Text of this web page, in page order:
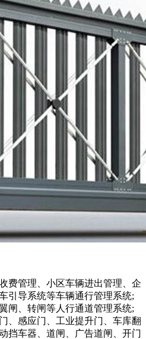
费管理、小区车辆进出管理、企
引导系统等车辆通行管理系统;
闸、转闸等人行通道管理系统;
、感应门、工业提升门、车库翻
挡车器、道闸、广告道闸、开门